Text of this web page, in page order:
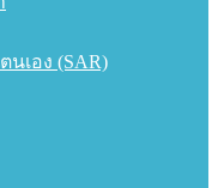
นเอง (SAR)